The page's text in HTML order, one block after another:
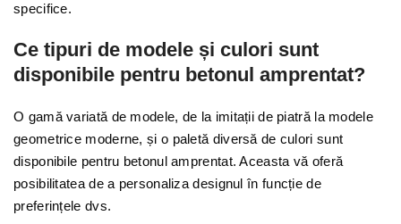
specifice.
Ce tipuri de modele și culori sunt
disponibile pentru betonul amprentat?
O gamă variată de modele, de la imitații de piatră la modele
geometrice moderne, și o paletă diversă de culori sunt
disponibile pentru betonul amprentat. Aceasta vă oferă
posibilitatea de a personaliza designul în funcție de
preferințele dvs.